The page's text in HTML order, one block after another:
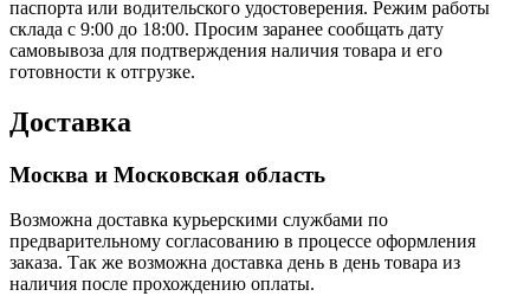
паспорта или водительского удостоверения. Режим работы
склада с 9:00 до 18:00. Просим заранее сообщать дату
самовывоза для подтверждения наличия товара и его
готовности к отгрузке.
Доставка
Москва и Московская область
Возможна доставка курьерскими службами по
предварительному согласованию в процессе оформления
заказа. Так же возможна доставка день в день товара из
наличия после прохождению оплаты.